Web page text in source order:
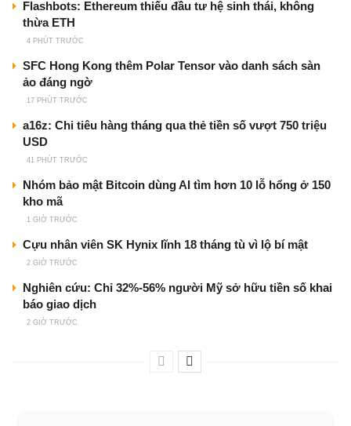
Flashbots: Ethereum thiếu đầu tư hệ sinh thái, không
thừa ETH
4 PHÚT TRƯỚC
SFC Hong Kong thêm Polar Tensor vào danh sách sàn
ảo đáng ngờ
17 PHÚT TRƯỚC
a16z: Chi tiêu hàng tháng qua thẻ tiền số vượt 750 triệu
USD
41 PHÚT TRƯỚC
Nhóm bảo mật Bitcoin dùng AI tìm hơn 10 lỗ hổng ở 150
kho mã
1 GIỜ TRƯỚC
Cựu nhân viên SK Hynix lĩnh 18 tháng tù vì lộ bí mật
2 GIỜ TRƯỚC
Nghiên cứu: Chỉ 32%-56% người Mỹ sở hữu tiền số khai
báo giao dịch
2 GIỜ TRƯỚC